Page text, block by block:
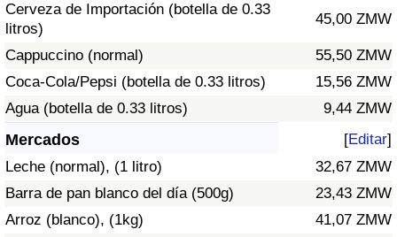
Cerveza de Importación (botella de 0.33
litros)
45,00 ZMW
Cappuccino (normal)
55,50 ZMW
Coca-Cola/Pepsi (botella de 0.33 litros)
15,56 ZMW
Agua (botella de 0.33 litros)
9,44 ZMW
Mercados [Editar]
Leche (normal), (1 litro)
32,67 ZMW
Barra de pan blanco del día (500g)
23,43 ZMW
Arroz (blanco), (1kg)
41,07 ZMW
(Actual)
Índice de Criminalidad
Índice de criminalidad por país
Sanidad
Índice de Sanidad (Actual)